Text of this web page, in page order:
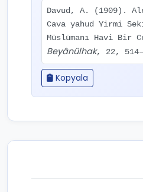
Davud, A. (1909).
Cava yahud Yirmi
Müslümanı Havi Bir
Beyânülhak, 22,
Kopyala